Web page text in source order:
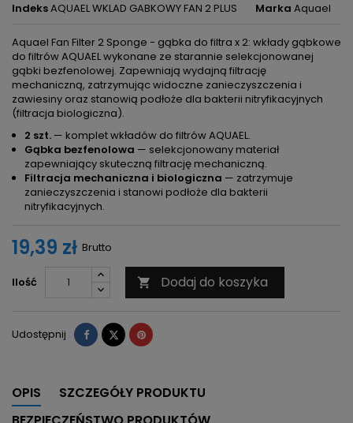
IndeksAQUAEL WKLAD GABKOWY FAN 2 PLUS Marka Aquael
Aquael Fan Filter 2 Sponge - gąbka do filtra x 2: wkłady gąbkowe
do filtrów AQUAEL wykonane ze starannie selekcjonowanej
gąbki bezfenolowej. Zapewniają wydajną filtrację
mechaniczną, zatrzymując widoczne zanieczyszczenia i
zawiesiny oraz stanowią podłoże dla bakterii nitryfikacyjnych
(filtracja biologiczna).
2 szt. — komplet wkładów do filtrów AQUAEL.
Gąbka bezfenolowa — selekcjonowany materiał
zapewniający skuteczną filtrację mechaniczną.
Filtracja mechaniczna i biologiczna — zatrzymuje
zanieczyszczenia i stanowi podłoże dla bakterii
nitryfikacyjnych.
19,39 zł Brutto
Ilość  Dodaj do koszyka
Udostępnij Udostępnij
TweetujPinterest
OPIS
SZCZEGÓŁY PRODUKTU